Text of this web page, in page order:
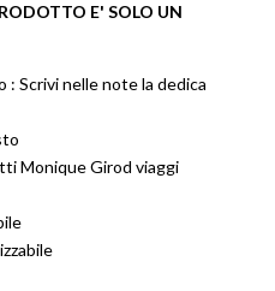
E' SOLO UN
Scrivi nelle note la dedica
Monique Girod viaggi